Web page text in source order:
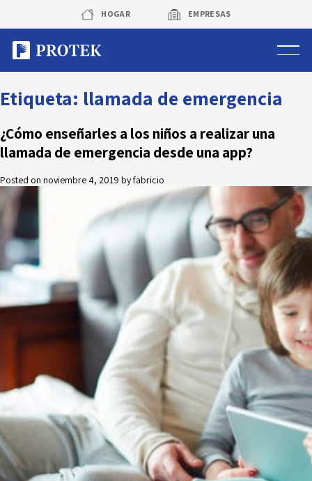
content
HOGAR EMPRESAS
Sistema de alarmas
Sistema de cámaras
Protek Personas
Corredora de seguros
Sobre Protek
Trabaja con nosotros
Novedades
Faq
Contacto
Área de clientes
Etiqueta: llamada de emergencia
¿Cómo enseñarles a los niños a realizar una
llamada de emergencia desde una app?
Posted on noviembre 4, 2019 byfabricio